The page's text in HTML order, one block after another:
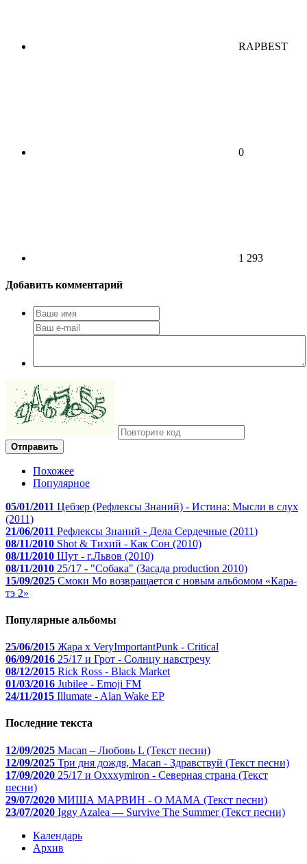
RAPBEST
0
1 293
Добавить комментарий
Отправить
Похожее
Популярное
05/01/2011 Цебзер (Рефлексы Знаний) - Истина: Мысли в слух
(2011)
21/06/2011 Рефлексы Знаний - Дела Сердечные (2011)
08/11/2010 Shot & Тихий - Как Сон (2010)
08/11/2010 Шут - г.Львов (2010)
08/11/2010 25/17 - "Собака" (Засада production 2010)
15/09/2025 Смоки Мо возвращается с новым альбомом «Кара-
тэ 2»
Популярные альбомы
25/06/2015 Жара x VeryImportantPunk - Critical
06/09/2016 25/17 и Грот - Солнцу навстречу
08/12/2015 Rick Ross - Black Market
01/03/2016 Jubilee - Emoji FM
24/11/2015 Illumate - Alan Wake EP
Последние текста
12/09/2025 Macan – Любовь L (Текст песни)
12/09/2025 Три дня дождя, Macan - Здравствуй (Текст песни)
17/09/2020 25/17 и Oxxxymiron - Северная страна (Текст
песни)
29/07/2020 МИША МАРВИН - О МАМА (Текст песни)
23/07/2020 Iggy Azalea — Survive The Summer (Текст песни)
Календарь
Архив